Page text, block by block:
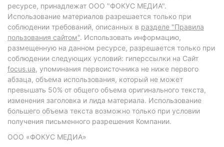
ресурсе, принадлежат ООО "ФОКУС МЕДИА".
Использование материалов разрешается только при
соблюдении требований, описанных в разделе "Правила
пользования сайтом". Использовать информацию,
размещенную на данном ресурсе, разрешается только при
соблюдении следующих условий: гиперссылки на Сайт
focus.ua, упоминания первоисточника не ниже первого
абзаца, объема использования, который не может
превышать 50% от общего объема оригинального текста,
изменения заголовка и лида материала. Использование
большего объема текста возможно только при условии
получения письменного разрешения Компании.
ООО «ФОКУС МЕДИА»